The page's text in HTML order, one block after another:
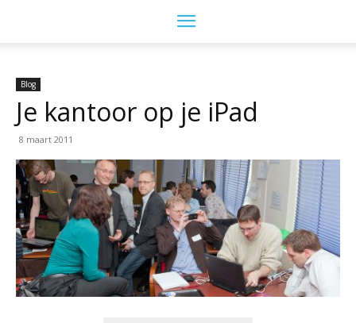
Blog
Je kantoor op je iPad
8 maart 2011